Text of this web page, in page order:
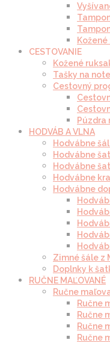
CESTOVANIE
Kožené
Tašky na
Cestovný
Púzdra
HODVÁB A VLNA
Hodvábne
Hodvábne
Hodvábne
Hodvábne
Hodvábne
Zimné šále z
Doplnky k
RUČNE MAĽOVANÉ
Ručne
Ručne
Ručne
Ručne
Ručne